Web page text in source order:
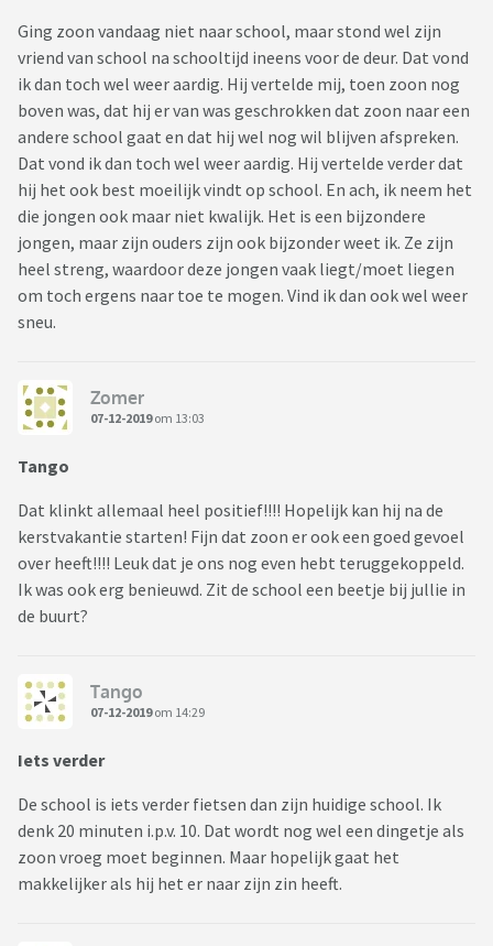
Ging zoon vandaag niet naar school, maar stond wel zijn
vriend van school na schooltijd ineens voor de deur. Dat vond
ik dan toch wel weer aardig. Hij vertelde mij, toen zoon nog
boven was, dat hij er van was geschrokken dat zoon naar een
andere school gaat en dat hij wel nog wil blijven afspreken.
Dat vond ik dan toch wel weer aardig. Hij vertelde verder dat
hij het ook best moeilijk vindt op school. En ach, ik neem het
die jongen ook maar niet kwalijk. Het is een bijzondere
jongen, maar zijn ouders zijn ook bijzonder weet ik. Ze zijn
heel streng, waardoor deze jongen vaak liegt/moet liegen
om toch ergens naar toe te mogen. Vind ik dan ook wel weer
sneu.
Zomer
07-12-2019om 13:03
Tango
Dat klinkt allemaal heel positief!!!! Hopelijk kan hij na de
kerstvakantie starten! Fijn dat zoon er ook een goed gevoel
over heeft!!!! Leuk dat je ons nog even hebt teruggekoppeld.
Ik was ook erg benieuwd. Zit de school een beetje bij jullie in
de buurt?
Tango
07-12-2019om 14:29
Iets verder
De school is iets verder fietsen dan zijn huidige school. Ik
denk 20 minuten i.p.v. 10. Dat wordt nog wel een dingetje als
zoon vroeg moet beginnen. Maar hopelijk gaat het
makkelijker als hij het er naar zijn zin heeft.